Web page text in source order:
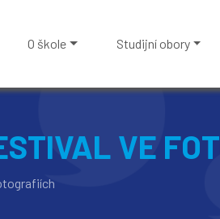
O škole Studijní obory
VE